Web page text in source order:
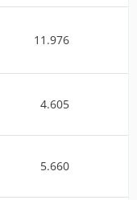
11.976
4.605
5.660